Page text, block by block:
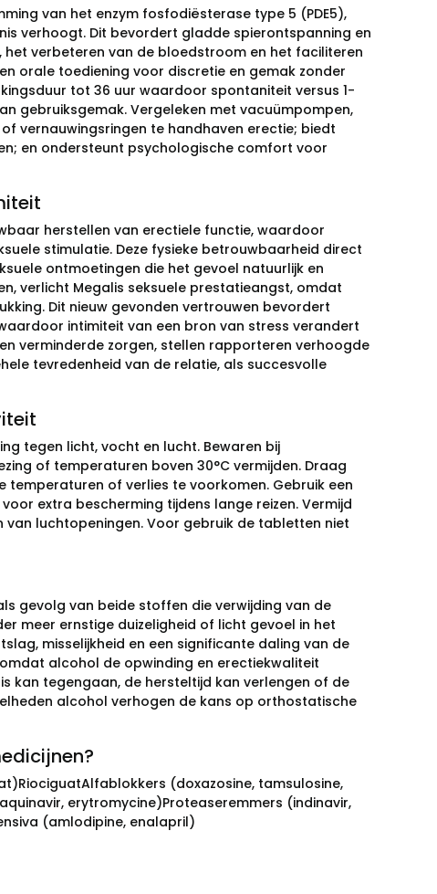
van het enzym fosfodiësterase type 5 (PDE5),
verhoogt. Dit bevordert gladde spierontspanning en
verbeteren van de bloedstroom en het faciliteren
orale toediening voor discretie en gemak zonder
tot 36 uur waardoor spontaniteit versus 1-
gebruiksgemak. Vergeleken met vacuümpompen,
vernauwingsringen te handhaven erectie; biedt
en ondersteunt psychologische comfort voor
herstellen van erectiele functie, waardoor
stimulatie. Deze fysieke betrouwbaarheid direct
ontmoetingen die het gevoel natuurlijk en
verlicht Megalis seksuele prestatieangst, omdat
Dit nieuw gevonden vertrouwen bevordert
intimiteit van een bron van stress verandert
verminderde zorgen, stellen rapporteren verhoogde
tevredenheid van de relatie, als succesvolle
tegen licht, vocht en lucht. Bewaren bij
of temperaturen boven 30°C vermijden. Draag
of verlies te voorkomen. Gebruik een
extra bescherming tijdens lange reizen. Vermijd
luchtopeningen. Voor gebruik de tabletten niet
gevolg van beide stoffen die verwijding van de
meer ernstige duizeligheid of licht gevoel in het
misselijkheid en een significante daling van de
alcohol de opwinding en erectiekwaliteit
kan tegengaan, de hersteltijd kan verlengen of de
alcohol verhogen de kans op orthostatische
(doxazosine, tamsulosine,
erytromycine)Proteaseremmers (indinavir,
(amlodipine, enalapril)